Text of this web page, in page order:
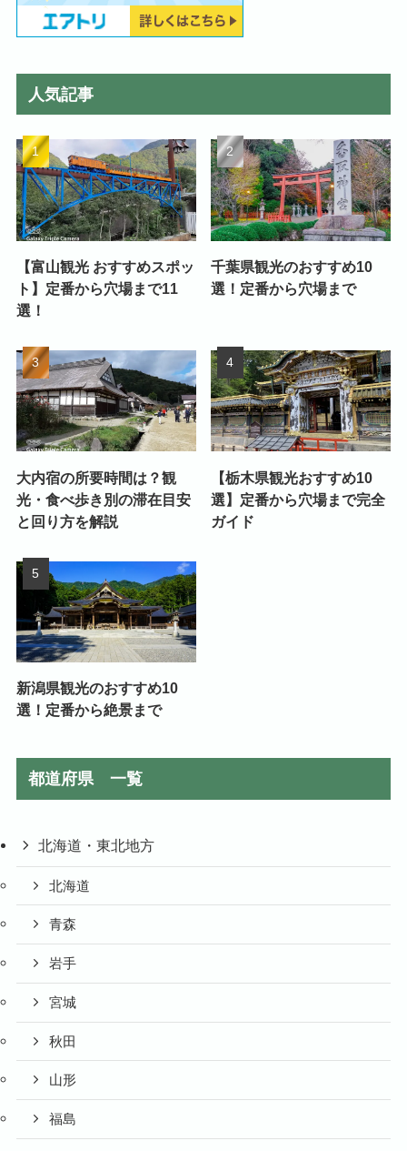
人気記事
【富山観光 おすすめスポッ
ト】定番から穴場まで11
選！
千葉県観光のおすすめ10
選！定番から穴場まで
大内宿の所要時間は？観
光・食べ歩き別の滞在目安
と回り方を解説
【栃木県観光おすすめ10
選】定番から穴場まで完全
ガイド
新潟県観光のおすすめ10
選！定番から絶景まで
都道府県 一覧
北海道・東北地方
北海道
青森
岩手
宮城
秋田
山形
福島